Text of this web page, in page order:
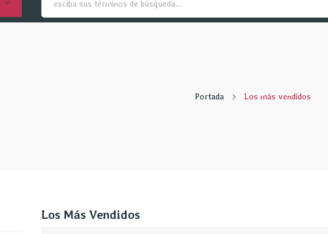
Portada Los más vendidos
Los Más Vendidos